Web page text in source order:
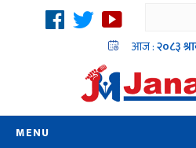
आज :२०८३
MENU